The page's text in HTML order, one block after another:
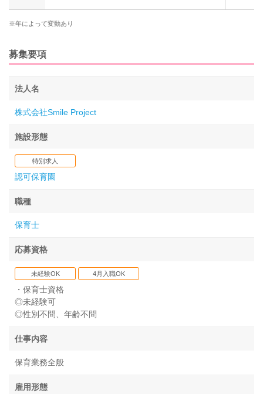
※年によって変動あり
募集要項
法人名
株式会社Smile Project
施設形態
特別求人
認可保育園
職種
保育士
応募資格
未経験OK 4月入職OK
・保育士資格
◎未経験可
◎性別不問、年齢不問
仕事内容
保育業務全般
雇用形態